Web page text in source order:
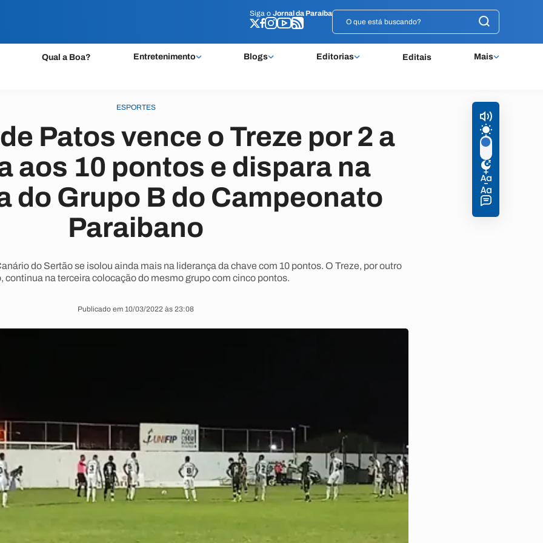
Siga o Jornal da Paraíba
Qual a Boa? Entretenimento Blogs Editorias Editais Mais
Siga o Jornal da Paraíba
ESPORTES
Patos vence o Treze por 2 a
aos 10 pontos e dispara na
do Grupo B do Campeonato
Paraibano
do Sertão se isolou ainda mais na liderança da chave com 10 pontos. O Treze, por outro
continua na terceira colocação do mesmo grupo com cinco pontos.
Publicado em 10/03/2022 às 23:08